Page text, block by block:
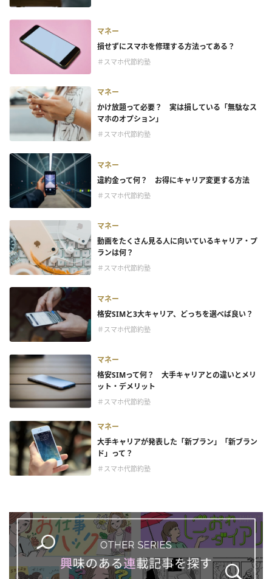
マネー
損せずにスマホを修理する方法ってある？
＃スマホ代節約塾
マネー
かけ放題って必要？ 実は損している「無駄なス
マホのオプション」
＃スマホ代節約塾
マネー
違約金って何？ お得にキャリア変更する方法
＃スマホ代節約塾
マネー
動画をたくさん見る人に向いているキャリア・プ
ランは何？
＃スマホ代節約塾
マネー
格安SIMと3大キャリア、どっちを選べば良い？
＃スマホ代節約塾
マネー
格安SIMって何？ 大手キャリアとの違いとメリ
ット・デメリット
＃スマホ代節約塾
マネー
大手キャリアが発表した「新プラン」「新ブラン
ド」って？
＃スマホ代節約塾